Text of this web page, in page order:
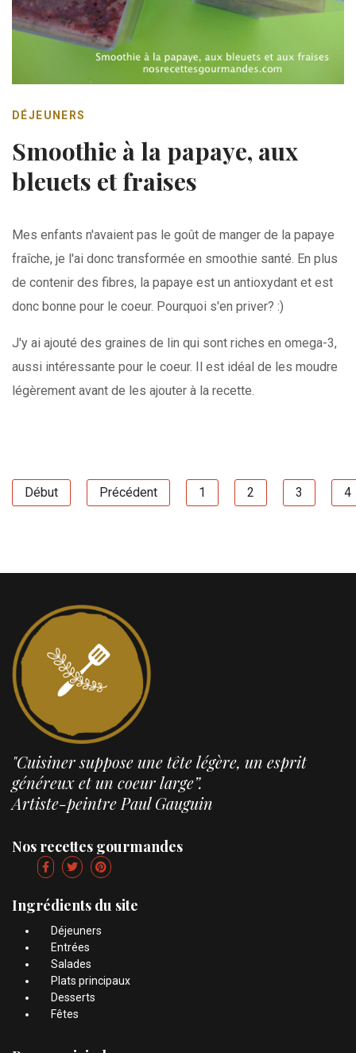
DÉJEUNERS
Smoothie à la papaye, aux
bleuets et fraises
Mes enfants n'avaient pas le goût de manger de la papaye
fraîche, je l'ai donc transformée en smoothie santé. En plus
de contenir des fibres, la papaye est un antioxydant et est
donc bonne pour le coeur. Pourquoi s'en priver? :)
J'y ai ajouté des graines de lin qui sont riches en omega-3,
aussi intéressante pour le coeur. Il est idéal de les moudre
légèrement avant de les ajouter à la recette.
Début Précédent 1 2 3 4
"Cuisiner suppose une tête légère, un esprit
généreux et un coeur large”.
Artiste-peintre Paul Gauguin
Nos recettes gourmandes
Ingrédients du site
Déjeuners
Entrées
Salades
Plats principaux
Desserts
Fêtes